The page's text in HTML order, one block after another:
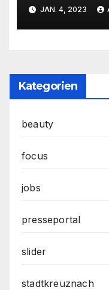
Stadtteilen
JAN. 4, 2023
Kategorien
beauty
focus
jobs
presseportal
slider
stadtkreuznach